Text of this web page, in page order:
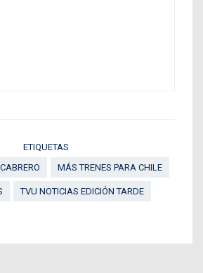
ETIQUETAS
CABRERO MÁS TRENES PARA CHILE
TVU NOTICIAS EDICIÓN TARDE